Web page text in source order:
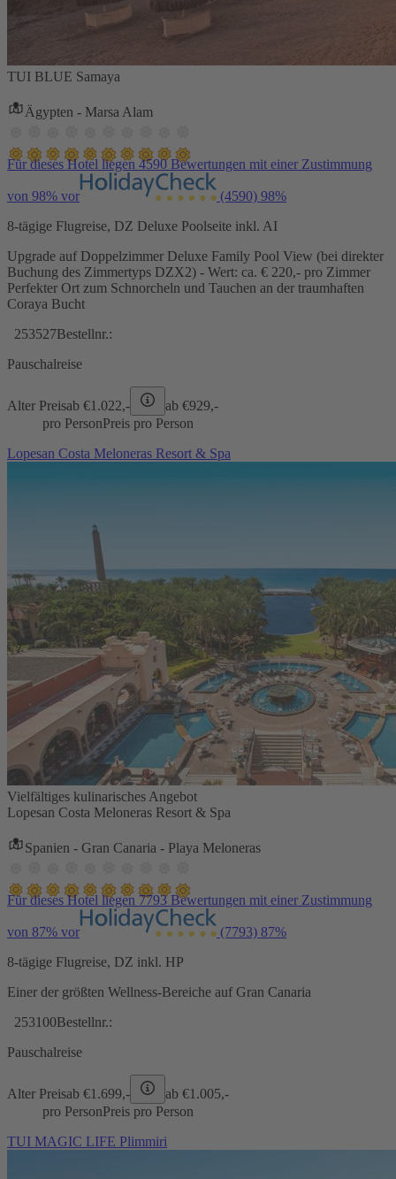
TUI BLUE Samaya
Ägypten - Marsa Alam
Für dieses Hotel liegen 4590 Bewertungen mit einer Zustimmung
von 98% vor (4590) 98%
8-tägige Flugreise, DZ Deluxe Poolseite inkl. AI
Upgrade auf Doppelzimmer Deluxe Family Pool View (bei direkter
Buchung des Zimmertyps DZX2) - Wert: ca. € 220,- pro Zimmer
Perfekter Ort zum Schnorcheln und Tauchen an der traumhaften
Coraya Bucht
253527Bestellnr.:
Pauschalreise
Alter Preisab €1.022,- ab €929,-
pro PersonPreis pro Person
Lopesan Costa Meloneras Resort & Spa
Vielfältiges kulinarisches Angebot
Lopesan Costa Meloneras Resort & Spa
Spanien - Gran Canaria - Playa Meloneras
Für dieses Hotel liegen 7793 Bewertungen mit einer Zustimmung
von 87% vor (7793) 87%
8-tägige Flugreise, DZ inkl. HP
Einer der größten Wellness-Bereiche auf Gran Canaria
253100Bestellnr.:
Pauschalreise
Alter Preisab €1.699,- ab €1.005,-
pro PersonPreis pro Person
TUI MAGIC LIFE Plimmiri